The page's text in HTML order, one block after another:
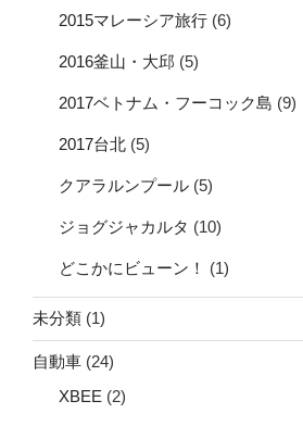
2015マレーシア旅行 (6)
2016釜山・大邱 (5)
2017ベトナム・フーコック島 (9)
2017台北 (5)
クアラルンプール (5)
ジョグジャカルタ (10)
どこかにビューン！ (1)
未分類 (1)
自動車 (24)
XBEE (2)